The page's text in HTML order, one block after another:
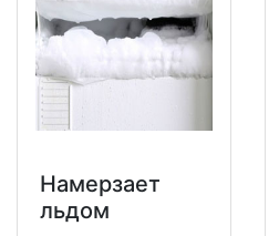
Намерзает
льдом